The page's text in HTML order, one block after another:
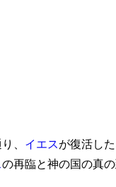
、 イエスが復活し
の再臨と神の国の真